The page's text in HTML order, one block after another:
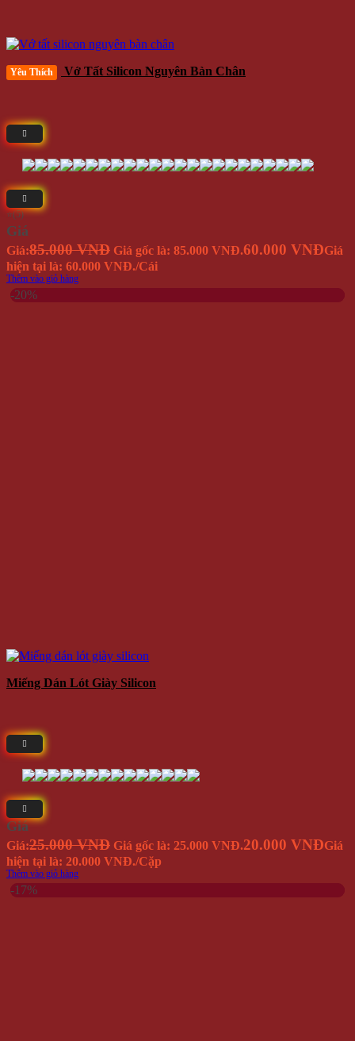
Yêu Thích Vớ Tất Silicon Nguyên Bàn Chân
⭐(5)
Giá
Giá:85.000 VNĐ Giá gốc là: 85.000 VNĐ.60.000 VNĐGiá
hiện tại là: 60.000 VNĐ./Cái
Thêm vào giỏ hàng
-20%
Miếng Dán Lót Giày Silicon
Giá
Giá:25.000 VNĐ Giá gốc là: 25.000 VNĐ.20.000 VNĐGiá
hiện tại là: 20.000 VNĐ./Cặp
Thêm vào giỏ hàng
-17%